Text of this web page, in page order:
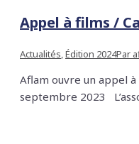
Appel à films /
Actualités,Édition 2024Par
Aflam ouvre un appel
septembre 2023